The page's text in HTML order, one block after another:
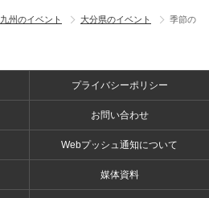
九州のイベント 大分県のイベント
季節の
プライバシーポリシー
お問い合わせ
Webプッシュ通知について
媒体資料